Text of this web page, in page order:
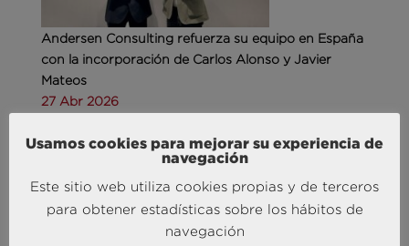
Andersen Consulting refuerza su equipo en España
con la incorporación de Carlos Alonso y Javier
Mateos
27 Abr 2026
MÁS NOTICIAS SOBRE: TURISMO & OCIO
Usamos cookies para mejorar su experiencia de
navegación
Este sitio web utiliza cookies propias y de terceros
para obtener estadísticas sobre los hábitos de
navegación